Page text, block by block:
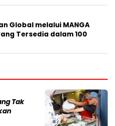
Global melalui MANGA
Tersedia dalam 100
Tak